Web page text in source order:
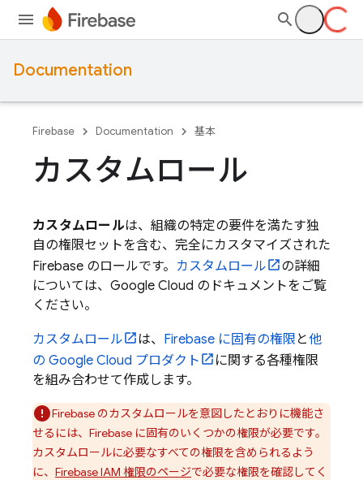
Documentation
Firebase Documentation 基本
カスタムロール
カスタムロールは、組織の特定の要件を満たす独
自の権限セットを含む、完全にカスタマイズされた
Firebase のロールです。 カスタムロール
の詳細
については、 Google Cloud のドキュメントをご覧
ください。
カスタムロール は、 Firebase に固有の権限 と他
の Google Cloud プロダクト
に関する各種権限
を組み合わせて作成します。
Firebase のカスタムロールを意図したとおりに機能さ
せるには、Firebase に固有のいくつかの権限が必要です。
カスタムロールに必要なすべての権限を含められるよう
に、 Firebase IAM 権限のページで必要な権限を確認してく